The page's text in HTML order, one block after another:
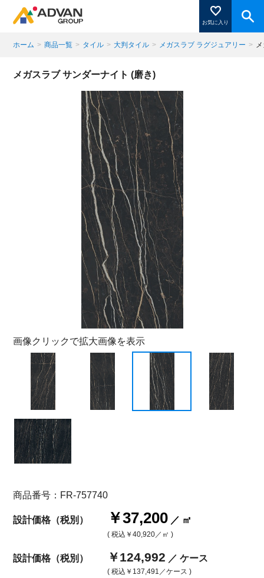
お気に入り
商品ページにある「お気に入り登録」を押すと登録した
商品がここに表示されます。
閉じる
ホーム > 商品一覧 > タイル > 大判タイル > メガスラブ ラグジュアリー >
メガスラブ サンダーナイト (磨き)
画像クリックで拡大画像を表示
商品番号：FR-757740
設計価格（税別） ￥37,200 ／ ㎡
( 税込 ￥40,920 ／㎡ )
設計価格（税別） ￥124,992 ／ ケース
( 税込 ￥137,491 ／ケース )